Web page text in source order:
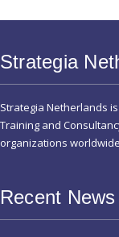
Strategia
Strategia Netherlands
Training and
organizations
Recent News